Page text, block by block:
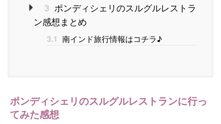
3 ポンディシェリのスルグルレストラ
ン感想まとめ
3.1 南インド旅行情報はコチラ♪
ポンディシェリのスルグルレストランに行っ
てみた感想